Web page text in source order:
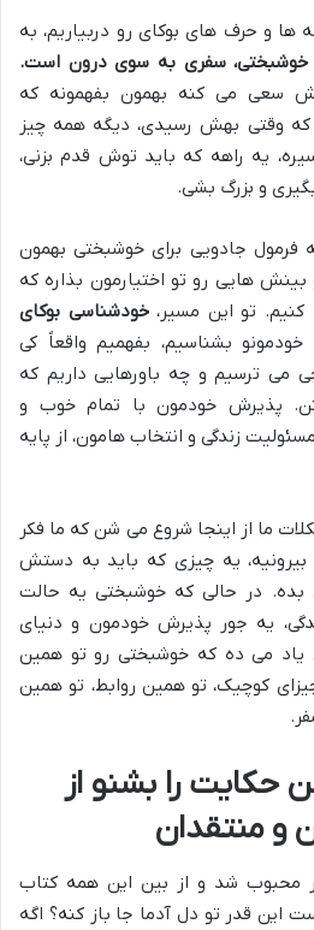
ها و حرف های بوکای رو دربیاریم، به
خوشبختی، سفری به سوی درون است.
سعی می کنه بهمون بفهمونه که
وقتی بهش رسیدی، دیگه همه چیز
یه راهه که باید توش قدم بزنی،
و بزرگ بشی.
فرمول جادویی برای خوشبختی بهمون
بینش هایی رو تو اختیارمون بذاره که
کنیم. تو این مسیر،خودشناسی بوکای
بشناسیم، بفهمیم واقعاً کی
می ترسیم و چه باورهایی داریم که
پذیرش خودمون با تمام خوب و
زندگی و انتخاب هامون، از پایه
ما از اینجا شروع می شن که ما فکر
یه چیزی که باید به دستش
بده. در حالی که خوشبختی یه حالت
یه جور پذیرش خودمون و دنیای
یاد می ده که خوشبختی رو تو همین
کوچیک، تو همین روابط، تو همین
حکایت را بشنو از
و منتقدان
محبوب شد و از بین این همه کتاب
این قدر تو دل آدما جا باز کنه؟ اگه